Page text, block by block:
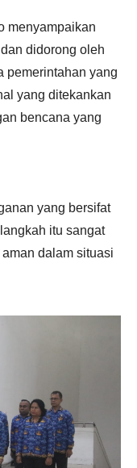
menyampaikan
didorong oleh
pemerintahan yang
yang ditekankan
bencana yang
yang bersifat
itu sangat
dalam situasi